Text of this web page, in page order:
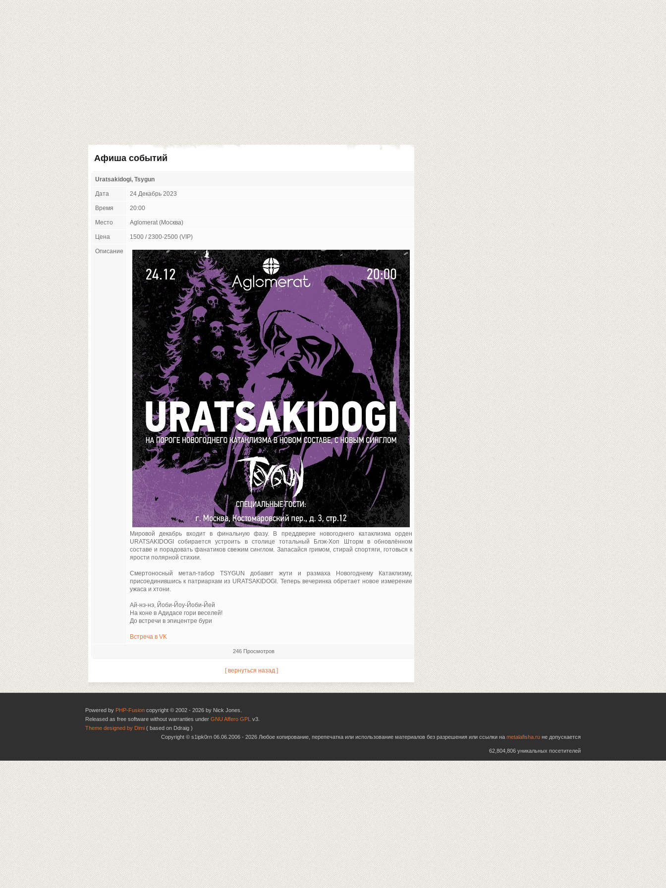
Афиша событий
Uratsakidogi, Tsygun
Дата 24 Декабрь 2023
Время 20:00
Место Aglomerat (Москва)
Цена 1500 / 2300-2500 (VIP)
Описание
Мировой декабрь входит в финальную фазу. В преддверие новогоднего катаклизма орден
URATSAKIDOGI собирается устроить в столице тотальный Блэк-Хоп Шторм в обновлённом
составе и порадовать фанатиков свежим синглом. Запасайся гримом, стирай спортяги, готовься к
ярости полярной стихии.
Смертоносный метал-табор TSYGUN добавит жути и размаха Новогоднему Катаклизму,
присоединившись к патриархам из URATSAKIDOGI. Теперь вечеринка обретает новое измерение
ужаса и хтони.
Ай-нэ-нэ, Йоби-Йоу-Йоби-Йей
На коне в Адидасе гори веселей!
До встречи в эпицентре бури
Встреча в VK
246 Просмотров
[ вернуться назад ]
Powered by PHP-Fusion copyright © 2002 - 2026 by Nick Jones.
Released as free software without warranties under GNU Affero GPL v3.
Theme designed by Dimi ( based on Ddraig )
Copyright © s1ipk0rn 06.06.2006 - 2026 Любое копирование, перепечатка или использование материалов без разрешения или ссылки на metalafisha.ru не допускается
62,804,806 уникальных посетителей